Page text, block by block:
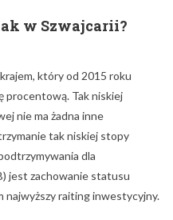
w Szwajcarii?
który od 2015 roku
procentową. Tak niskiej
nie ma żadna inne
tak niskiej stopy
dla
jest zachowanie statusu
najwyższy raiting inwestycyjny.